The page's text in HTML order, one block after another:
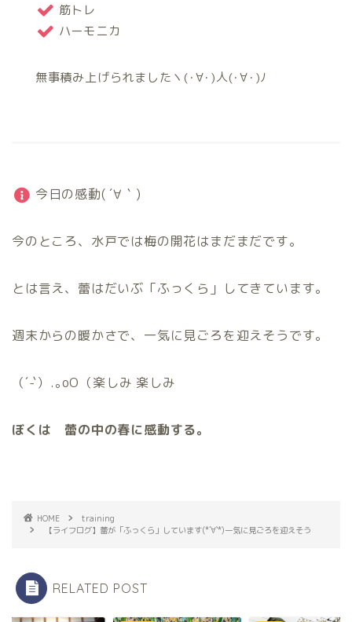
筋トレ
ハーモニカ
無事積み上げられましたヽ(･∀･)人(･∀･)ﾉ
今日の感動( ´∀｀)
今のところ、水戸では梅の開花はまだまだです。
とは言え、蕾はだいぶ「ふっくら」してきています。
週末からの暖かさで、一気に見ごろを迎えそうです。
（´-`）.｡oO（楽しみ 楽しみ
ぼくは 蕾の中の春に感動する。
HOME
training
【ライフログ】蕾が「ふっくら」しています(*´∀`*)一気に見ごろを迎えそう
RELATED POST